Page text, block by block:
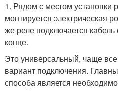
1. Рядом с местом установки
монтируется электрическая
же реле подключается кабель
конце.
Это универсальный, чаще
вариант подключения.
способа является